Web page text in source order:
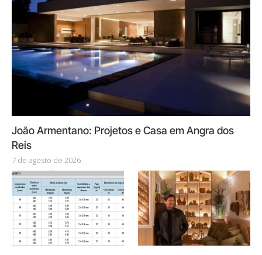
João Armentano: Projetos e Casa em Angra dos
Reis
7 de agosto de 2026